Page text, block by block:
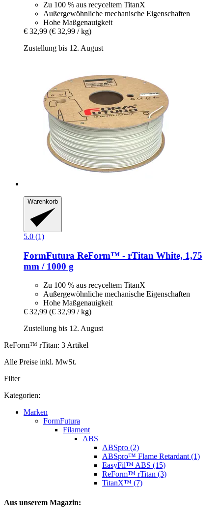
Zu 100 % aus recyceltem TitanX
Außergewöhnliche mechanische Eigenschaften
Hohe Maßgenauigkeit
€ 32,99 (€ 32,99 / kg)
Zustellung bis 12. August
Warenkorb
5.0 (1)
FormFutura ReForm™ -​ rTitan White, 1,75
mm / 1000 g
Zu 100 % aus recyceltem TitanX
Außergewöhnliche mechanische Eigenschaften
Hohe Maßgenauigkeit
€ 32,99 (€ 32,99 / kg)
Zustellung bis 12. August
ReForm™ rTitan: 3 Artikel
Alle Preise inkl. MwSt.
Filter
Kategorien:
Marken
FormFutura
Filament
ABS
ABSpro (2)
ABSpro™ Flame Retardant (1)
EasyFil™ ABS (15)
ReForm™ rTitan (3)
TitanX™ (7)
Aus unserem Magazin: